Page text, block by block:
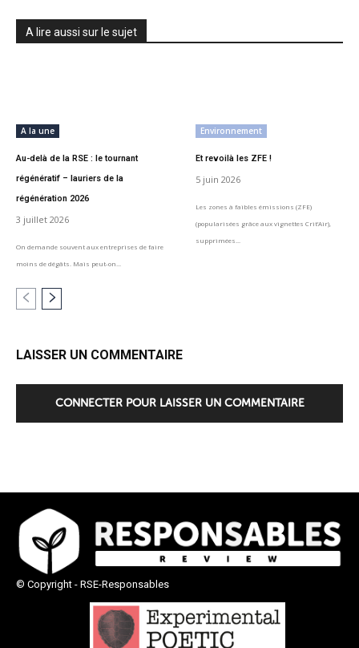
A lire aussi sur le sujet
A la une
Au-delà de la RSE : le tournant
régénératif – lauriers de la
régénération 2026
3 juillet 2026
On demande souvent aux entreprises de faire
moins de dégâts. Mais peut-on...
Environnement
Et revoilà les ZFE !
5 juin 2026
Les zones à faibles émissions (ZFE)
(popularisées grâce aux vignettes Crit’Air),
supprimées...
LAISSER UN COMMENTAIRE
CONNECTER POUR LAISSER UN COMMENTAIRE
© Copyright - RSE-Responsables